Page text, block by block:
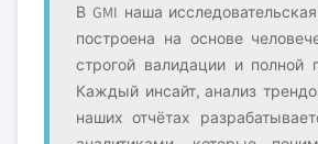
В GMI наша
построена на основе
строгой валидации и полной
Каждый инсайт, анализ
наших отчётах